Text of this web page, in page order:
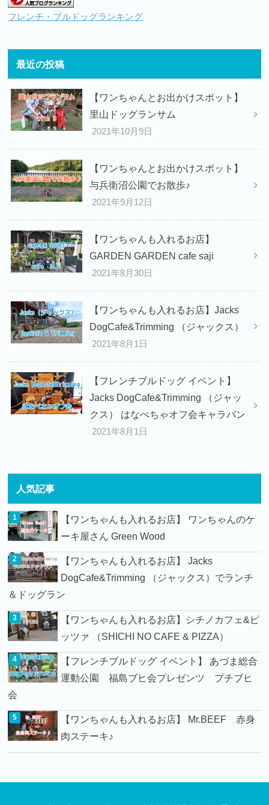
フレンチ・ブルドッグランキング
最近の投稿
【ワンちゃんとお出かけスポット】
里山ドッグランサム
2021年10月9日
【ワンちゃんとお出かけスポット】
与兵衛沼公園でお散歩♪
2021年9月12日
【ワンちゃんも入れるお店】
GARDEN GARDEN cafe saji
2021年8月30日
【ワンちゃんも入れるお店】Jacks
DogCafe&Trimming （ジャックス）
2021年8月1日
【フレンチブルドッグ イベント】
Jacks DogCafe&Trimming （ジャッ
クス） はなぺちゃオフ会キャラバン
2021年8月1日
人気記事
【ワンちゃんも入れるお店】 ワンちゃんのケ
ーキ屋さん Green Wood
【ワンちゃんも入れるお店】 Jacks
DogCafe&Trimming （ジャックス）でランチ
＆ドッグラン
【ワンちゃんも入れるお店】シチノカフェ&ピ
ッツァ （SHICHI NO CAFE & PIZZA）
【フレンチブルドッグ イベント】 あづま総合
運動公園 福島ブヒ会プレゼンツ プチブヒ
会
【ワンちゃんも入れるお店】 Mr.BEEF 赤身
肉ステーキ♪